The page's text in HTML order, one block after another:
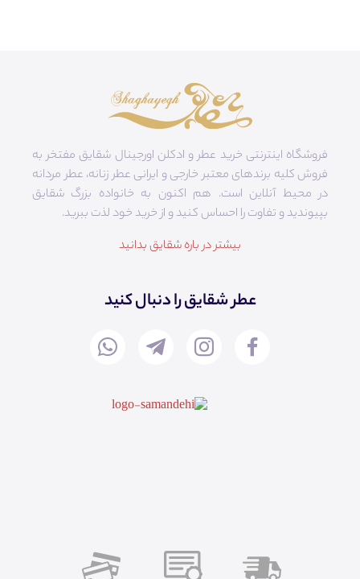
فروشگاه اینترنتی خرید عطر و ادکلن اورجینال شقایق مفتخر به
فروش کلیه برندهای معتبر خارجی و ایرانی عطر زنانه، عطر مردانه
در محیط آنلاین است. هم‌ اکنون به خانواده بزرگ شقایق
بپیوندید و تفاوت را احساس کنید و از خرید خود لذت ببرید.
بیشتر در باره شقایق بدانید
عطر شقایق را دنبال کنید